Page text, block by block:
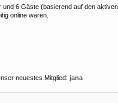
6 Gäste (basierend auf den
online waren.
neuestes Mitglied: jana